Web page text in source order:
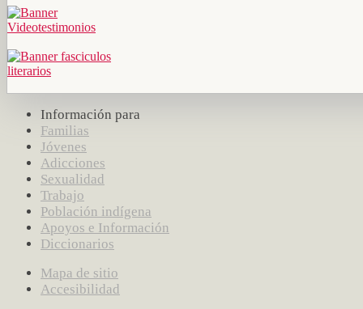
Información para
Familias
Jóvenes
Adicciones
Sexualidad
Trabajo
Población indígena
Apoyos e Información
Diccionarios
Mapa de sitio
Accesibilidad